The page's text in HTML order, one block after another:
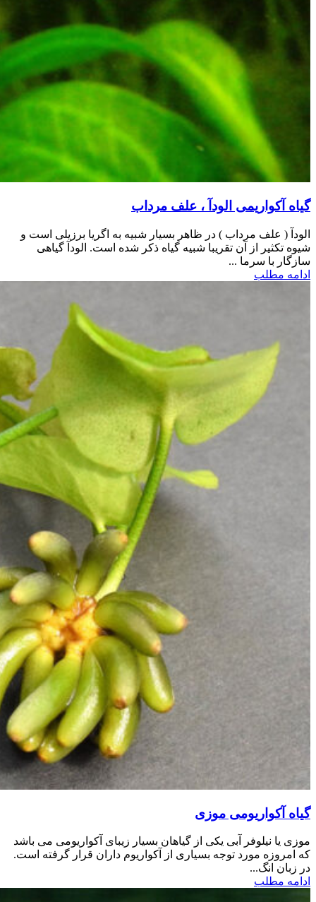
گیاه آکواریمی الودآ ، علف مرداب
الودآ ( علف مرداب ) در ظاهر بسیار شبیه به اگریا برزیلی است و
شیوه تکثیر از آن تقریبا شبیه گیاه ذکر شده است. الودآ گیاهی
سازگار با سرما ...
ادامه مطلب
گیاه آکواریومی موزی
موزی یا نیلوفر آبی یکی از گیاهان بسیار زیبای آکواریومی می باشد
که امروزه مورد توجه بسیاری از آکواریوم داران قرار گرفته است.
در زبان انگ...
ادامه مطلب